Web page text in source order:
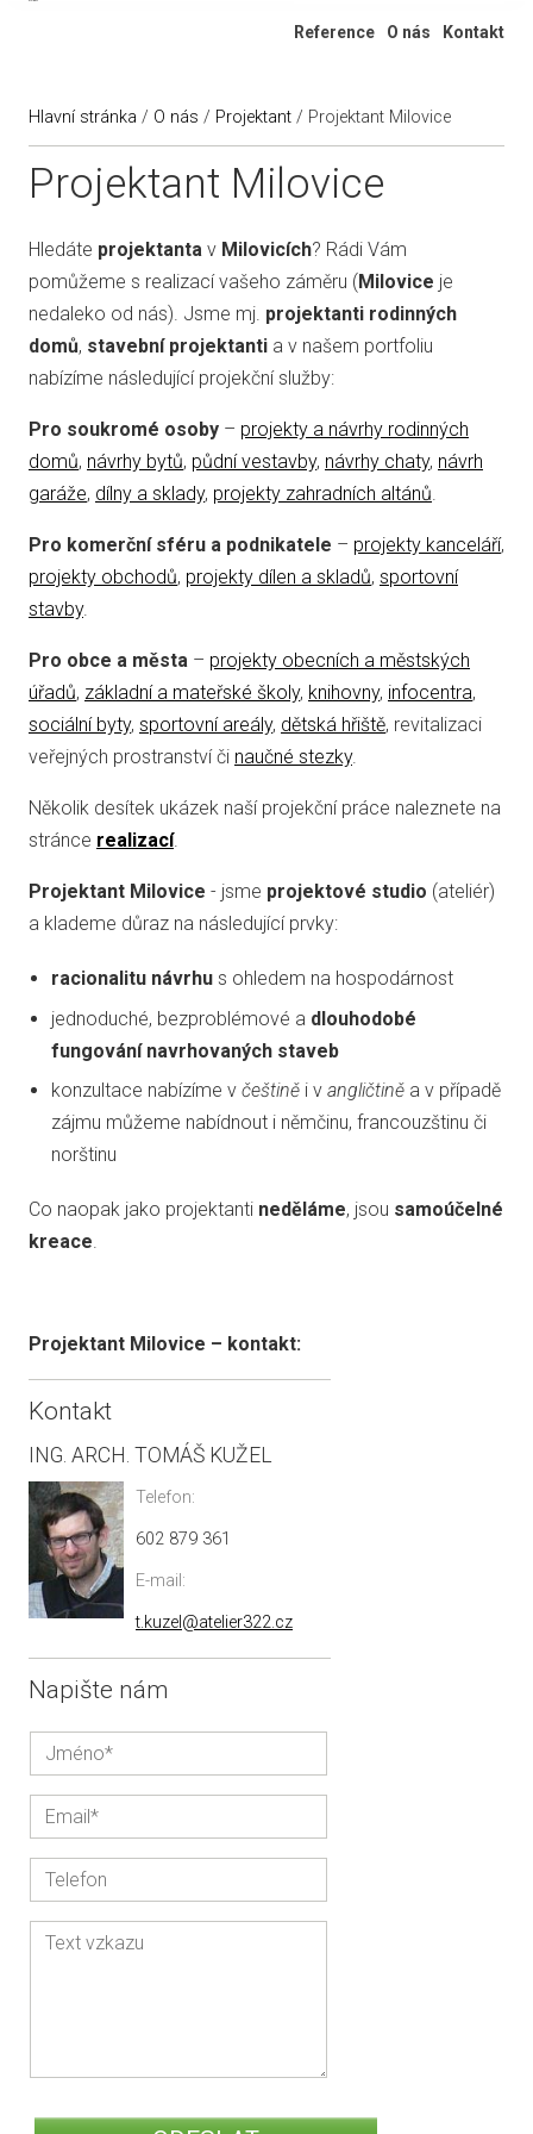
Reference O nás Kontakt
Hlavní stránka / O nás / Projektant / Projektant Milovice
Projektant Milovice
Hledáte projektanta v Milovicích? Rádi Vám
pomůžeme s realizací vašeho záměru (Milovice je
nedaleko od nás). Jsme mj. projektanti rodinných
domů, stavební projektanti a v našem portfoliu
nabízíme následující projekční služby:
Pro soukromé osoby – projekty a návrhy rodinných
domů, návrhy bytů, půdní vestavby, návrhy chaty, návrh
garáže, dílny a sklady, projekty zahradních altánů.
Pro komerční sféru a podnikatele – projekty kanceláří,
projekty obchodů, projekty dílen a skladů, sportovní
stavby.
Pro obce a města – projekty obecních a městských
úřadů, základní a mateřské školy, knihovny, infocentra,
sociální byty, sportovní areály, dětská hřiště, revitalizaci
veřejných prostranství či naučné stezky.
Několik desítek ukázek naší projekční práce naleznete na
stránce realizací.
Projektant Milovice - jsme projektové studio (ateliér)
a klademe důraz na následující prvky:
racionalitu návrhu s ohledem na hospodárnost
jednoduché, bezproblémové a dlouhodobé
fungování navrhovaných staveb
konzultace nabízíme včeštině i vangličtině a v případě
zájmu můžeme nabídnout i němčinu, francouzštinu či
norštinu
Co naopak jako projektanti neděláme, jsou samoúčelné
kreace.
Projektant Milovice – kontakt:
Kontakt
ING. ARCH. TOMÁŠ KUŽEL
Telefon:
602 879 361
E-mail:
t.kuzel@atelier322.cz
Napište nám